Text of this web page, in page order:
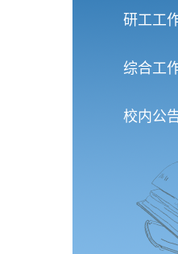
研工工
综合工
校内公